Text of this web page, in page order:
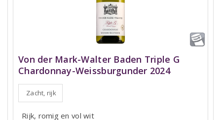
Von der Mark-Walter Baden Triple G
Chardonnay-Weissburgunder 2024
Zacht, rijk
Rijk, romig en vol wit